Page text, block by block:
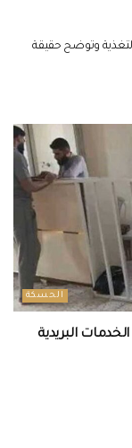
وتوضح حقيقة
الحسكة
البريدية